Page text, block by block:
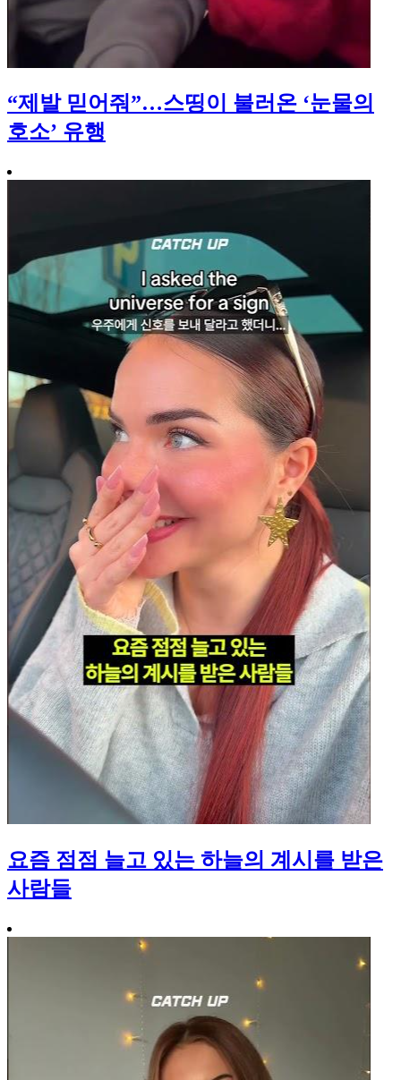
“제발 믿어줘”…스띵이 불러온 ‘눈물의
호소’ 유행
요즘 점점 늘고 있는 하늘의 계시를 받은
사람들